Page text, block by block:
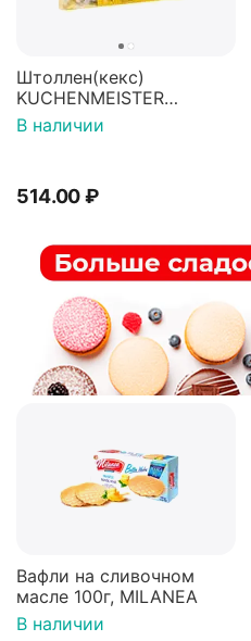
Штоллен(кекс)
KUCHENMEISTER
сливочный с изюмом
200г (Германия)
В наличии
514.00₽
Вафли на сливочном
масле 100г, MILANEA
В наличии